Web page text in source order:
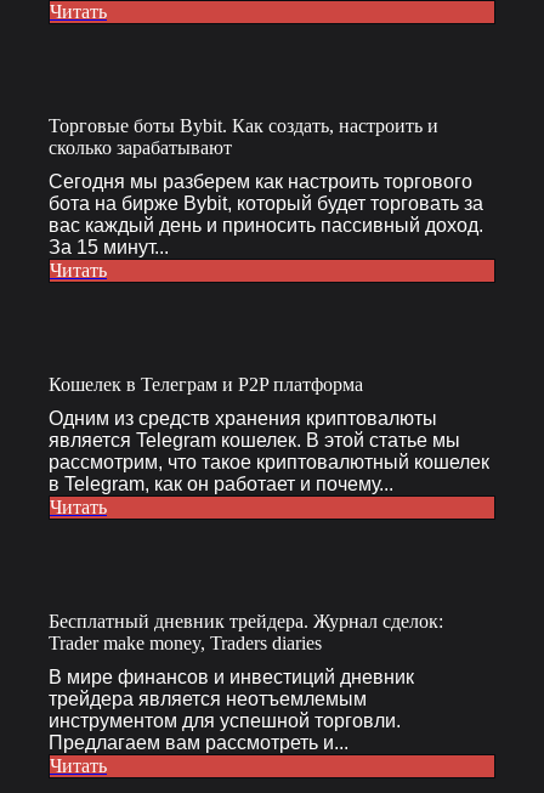
Читать
Торговые боты Bybit. Как создать, настроить и
сколько зарабатывают
Сегодня мы разберем как настроить торгового
бота на бирже Bybit, который будет торговать за
вас каждый день и приносить пассивный доход.
За 15 минут...
Читать
Кошелек в Телеграм и P2P платформа
Одним из средств хранения криптовалюты
является Telegram кошелек. В этой статье мы
рассмотрим, что такое криптовалютный кошелек
в Telegram, как он работает и почему...
Читать
Бесплатный дневник трейдера. Журнал сделок:
Trader make money, Traders diaries
В мире финансов и инвестиций дневник
трейдера является неотъемлемым
инструментом для успешной торговли.
Предлагаем вам рассмотреть и...
Читать